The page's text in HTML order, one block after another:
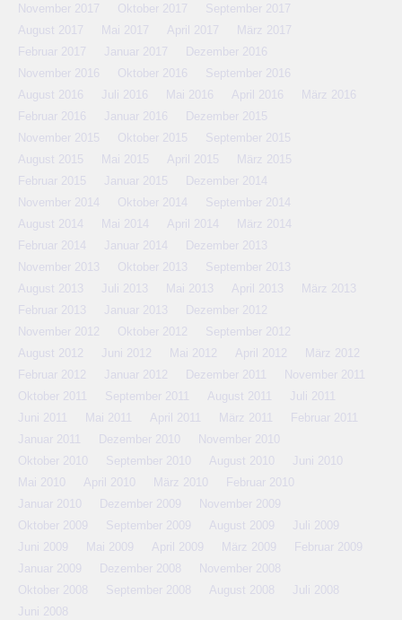
November 2017
Oktober 2017
September 2017
August 2017
Mai 2017 April 2017
März 2017
Februar 2017
Januar 2017
Dezember 2016
November 2016
Oktober 2016
September 2016
August 2016
Juli 2016 Mai 2016 April 2016
März 2016
Februar 2016
Januar 2016
Dezember 2015
November 2015
Oktober 2015
September 2015
August 2015
Mai 2015 April 2015
März 2015
Februar 2015
Januar 2015
Dezember 2014
November 2014
Oktober 2014
September 2014
August 2014
Mai 2014 April 2014
März 2014
Februar 2014
Januar 2014
Dezember 2013
November 2013
Oktober 2013
September 2013
August 2013
Juli 2013 Mai 2013 April 2013
März 2013
Februar 2013
Januar 2013
Dezember 2012
November 2012
Oktober 2012
September 2012
August 2012
Juni 2012 Mai 2012 April 2012
März 2012
Februar 2012
Januar 2012 Dezember 2011
November 2011
Oktober 2011
September 2011 August 2011
Juli 2011
Juni 2011
Mai 2011 April 2011 März 2011
Februar 2011
Januar 2011
Dezember 2010
November 2010
Oktober 2010
September 2010 August 2010
Juni 2010
Mai 2010
April 2010 März 2010
Februar 2010
Januar 2010
Dezember 2009
November 2009
Oktober 2009
September 2009 August 2009
Juli 2009
Juni 2009
Mai 2009 April 2009 März 2009
Februar 2009
Januar 2009
Dezember 2008
November 2008
Oktober 2008
September 2008 August 2008
Juli 2008
Juni 2008